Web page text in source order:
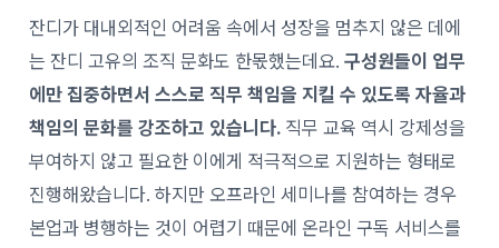
잔디가 대내외적인 어려움 속에서 성장을 멈추지 않은 데에
는 잔디 고유의 조직 문화도 한몫했는데요.구성원들이 업무
에만 집중하면서 스스로 직무 책임을 지킬 수 있도록 자율과
책임의 문화를 강조하고 있습니다. 직무 교육 역시 강제성을
부여하지 않고 필요한 이에게 적극적으로 지원하는 형태로
진행해왔습니다. 하지만 오프라인 세미나를 참여하는 경우
본업과 병행하는 것이 어렵기 때문에 온라인 구독 서비스를